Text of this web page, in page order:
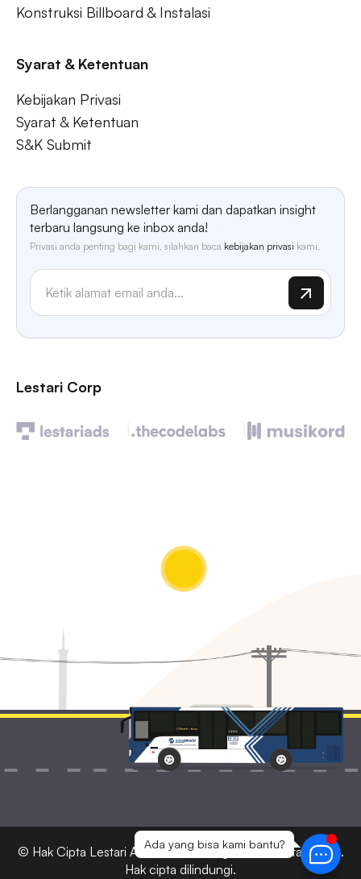
Ada yang bisa kami bantu?
Konstruksi Billboard & Instalasi
Syarat & Ketentuan
Kebijakan Privasi
Syarat & Ketentuan
S&K Submit
Berlangganan newsletter kami dan dapatkan insight
terbaru langsung ke inbox anda!
Privasi anda penting bagi kami, silahkan baca kebijakan privasi kami.
Lestari Corp
© Hak Cipta Lestari Ads 2026 — Bagian dari Lestari Corp.
Hak cipta dilindungi.